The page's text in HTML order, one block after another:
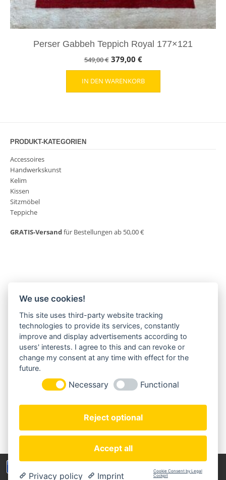
der Webseite zu verbessen. Durch Deinen Besuch
Perser Gabbeh Teppich Royal 177×121
549,00€ Ursprünglicher
Preis
war:
379,00 €Aktueller
Preis
ist:
IN DEN WARENKORB
PRODUKT-KATEGORIEN
Accessoires
Handwerkskunst
Kelim
Kissen
Sitzmöbel
Teppiche
GRATIS-Versandfür Bestellungen ab 50,00 €
MORGENLAND-BAZAR
Herderstraße 2
22085 Hamburg
+49(0)40 18 033 286
info@morgenland-bazar.de
www.morgenland-bazar.de
FOLGEN SIE UNS:
We use cookies!
This site uses third-party website tracking
technologies to provide its services, constantly
improve and display advertisements according to
users' interests. I agree to this and can revoke or
change my consent at any time with effect for the
future.
Necessary Functional
Reject optional
Accept all
Privacy policy Imprint
Cookie Consent by Legal
Cockpit